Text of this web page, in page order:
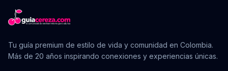
Tu guía premium de estilo de vida y comunidad en Colombia.
Más de 20 años inspirando conexiones y experiencias únicas.